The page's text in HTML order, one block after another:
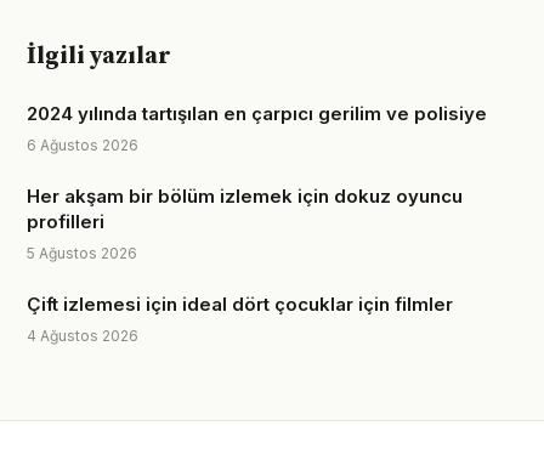
İlgili yazılar
2024 yılında tartışılan en çarpıcı gerilim ve polisiye
6 Ağustos 2026
Her akşam bir bölüm izlemek için dokuz oyuncu
profilleri
5 Ağustos 2026
Çift izlemesi için ideal dört çocuklar için filmler
4 Ağustos 2026